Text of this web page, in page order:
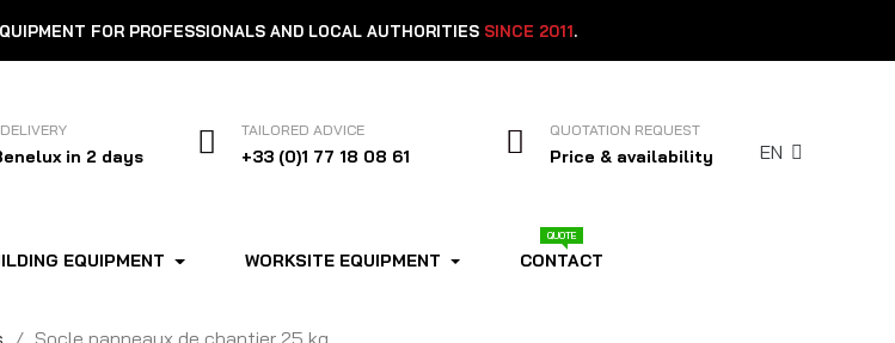
FOR PROFESSIONALS AND LOCAL AUTHORITIES SINCE 2011.
in 2 days
TAILORED ADVICE
+33 (0)1 77 18 08 61
QUOTATION REQUEST
Price & availability EN
EQUIPMENT WORKSITE EQUIPMENT CONTACT
QUOTE
Socle panneaux de chantier 25 kg